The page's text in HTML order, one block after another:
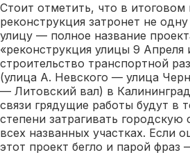
Стоит отметить, что в итоговом
реконструкция затронет не
улицу — полное название
«реконструкция улицы 9 Апреля
строительство транспортной
(улица А. Невского — улица
— Литовский вал) в
связи грядущие работы будут в
степени затрагивать городскую
всех названных участках. Если
этот проект бегло и парой фраз